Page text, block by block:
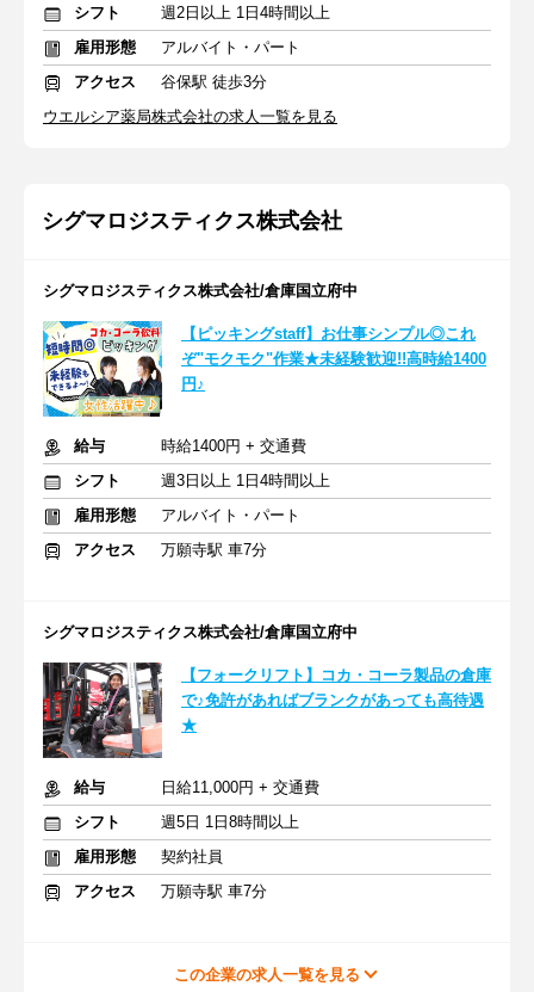
シフト
週2日以上 1日4時間以上
雇用形態
アルバイト・パート
アクセス
谷保駅 徒歩3分
ウエルシア薬局株式会社の求人一覧を見る
シグマロジスティクス株式会社
シグマロジスティクス株式会社/倉庫国立府中
【ピッキングstaff】お仕事シンプル◎これ
ぞ"モクモク"作業★未経験歓迎!!高時給1400
円♪
給与
時給1400円 + 交通費
シフト
週3日以上 1日4時間以上
雇用形態
アルバイト・パート
アクセス
万願寺駅 車7分
シグマロジスティクス株式会社/倉庫国立府中
【フォークリフト】コカ・コーラ製品の倉庫
で♪免許があればブランクがあっても高待遇
★
給与
日給11,000円 + 交通費
シフト
週5日 1日8時間以上
雇用形態
契約社員
アクセス
万願寺駅 車7分
この企業の求人一覧を見る